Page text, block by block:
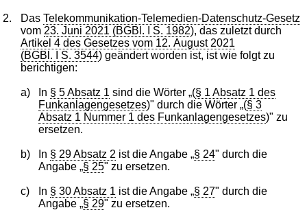
2. DasTelekommunikation-Telemedien-Datenschutz-Gesetz
vom 23. Juni 2021 (BGBl. I S. 1982), das zuletzt durch
Artikel 4 des Gesetzes vom 12. August 2021
(BGBl. I S. 3544) geändert worden ist, ist wie folgt zu
berichtigen:
a) In § 5 Absatz 1 sind die Wörter „(§ 1 Absatz 1 des
Funkanlagengesetzes)" durch die Wörter „(§ 3
Absatz 1 Nummer 1 des Funkanlagengesetzes)" zu
ersetzen.
b) In § 29 Absatz 2 ist die Angabe „§ 24" durch die
Angabe „§ 25" zu ersetzen.
c) In § 30 Absatz 1 ist die Angabe „§ 27" durch die
Angabe „§ 29" zu ersetzen.